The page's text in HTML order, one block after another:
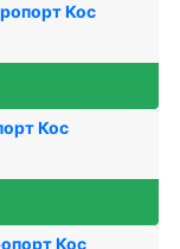
Кос
Кос
Кос